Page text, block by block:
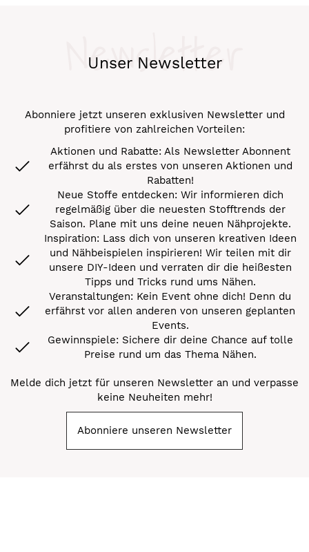
Unser Newsletter
Newsletter
Abonniere jetzt unseren exklusiven Newsletter und
profitiere von zahlreichen Vorteilen:
Aktionen und Rabatte: Als Newsletter Abonnent
erfährst du als erstes von unseren Aktionen und
Rabatten!
Neue Stoffe entdecken: Wir informieren dich
regelmäßig über die neuesten Stofftrends der
Saison. Plane mit uns deine neuen Nähprojekte.
Inspiration: Lass dich von unseren kreativen Ideen
und Nähbeispielen inspirieren! Wir teilen mit dir
unsere DIY-Ideen und verraten dir die heißesten
Tipps und Tricks rund ums Nähen.
Veranstaltungen: Kein Event ohne dich! Denn du
erfährst vor allen anderen von unseren geplanten
Events.
Gewinnspiele: Sichere dir deine Chance auf tolle
Preise rund um das Thema Nähen.
Melde dich jetzt für unseren Newsletter an und verpasse
keine Neuheiten mehr!
Abonniere unseren Newsletter